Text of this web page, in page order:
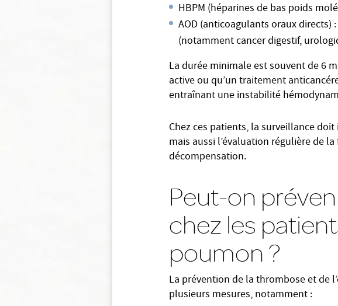
HBPM (héparines de bas poids
AOD (anticoagulants oraux directs)
(notamment cancer digestif,
La durée minimale est souvent de 6
active ou qu’un traitement
entraînant une instabilité
Chez ces patients, la surveillance
mais aussi l’évaluation régulière de
décompensation.
Peut-on
chez les
poumon ?
La prévention de la thrombose et de
plusieurs mesures, notamment :